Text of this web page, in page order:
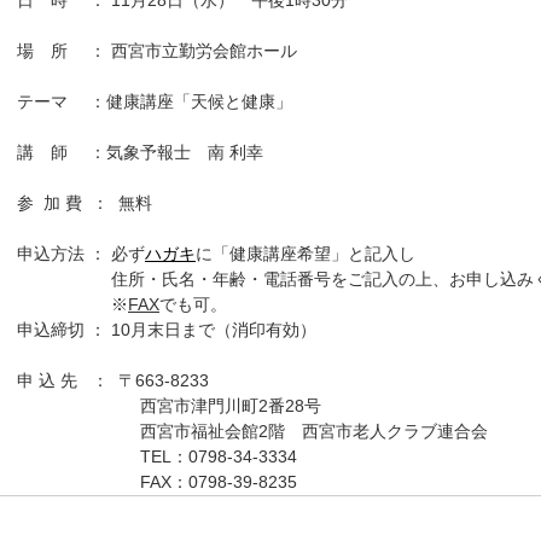
場 所 ： 西宮市立勤労会館ホール
テーマ ：健康講座「天候と健康」
講 師 ：気象予報士 南 利幸
参 加 費 ： 無料
申込方法 ： 必ずハガキに「健康講座希望」と記入し
住所・氏名・年齢・電話番号をご記入の上、お申し込み
※FAXでも可。
申込締切 ： 10月末日まで（消印有効）
申 込 先 ： 〒663-8233
西宮市津門川町2番28号
西宮市福祉会館2階 西宮市老人クラブ連合会
TEL：0798-34-3334
FAX：0798-39-8235